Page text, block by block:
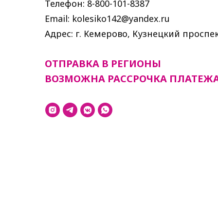
Телефон: 8-800-101-8387
Email: kolesiko142@yandex.ru
Адрес: г. Кемерово, Кузнецкий
ОТПРАВКА В РЕГИОНЫ
ВОЗМОЖНА РАССРОЧКА